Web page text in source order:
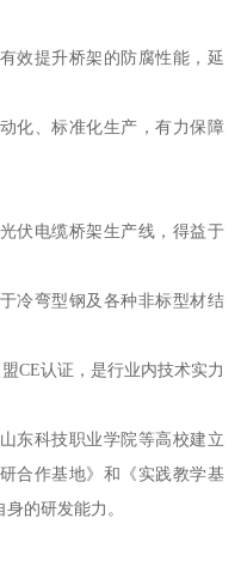
效提升桥架的防腐性能，延
化、标准化生产，有力保障
伏电缆桥架生产线，得益于
冷弯型钢及各种非标型材结
CE认证，是行业内技术实力
东科技职业学院等高校建立
合作基地》和《实践教学基
的研发能力。